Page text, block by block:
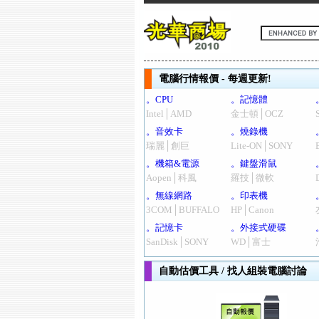
電腦行情報價 - 每週更新!
。CPU
Intel│AMD
。記憶體
金士頓│OCZ
。音效卡
瑞麗│創巨
。燒錄機
Lite-ON│SONY
。機箱&電源
Aopen│科風
。鍵盤滑鼠
羅技│微軟
。無線網路
3COM│BUFFALO
。印表機
HP│Canon
。記憶卡
SanDisk│SONY
。外接式硬碟
WD│富士
自動估價工具 / 找人組裝電腦討論